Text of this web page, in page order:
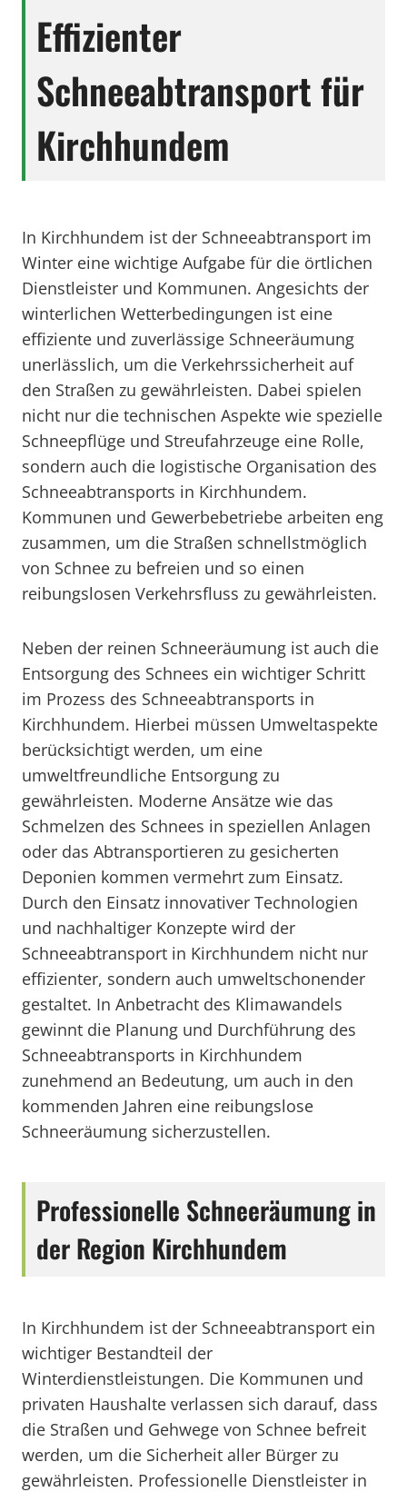
Effizienter
Schneeabtransport für
Kirchhundem
In Kirchhundem ist der Schneeabtransport im
Winter eine wichtige Aufgabe für die örtlichen
Dienstleister und Kommunen. Angesichts der
winterlichen Wetterbedingungen ist eine
effiziente und zuverlässige Schneeräumung
unerlässlich, um die Verkehrssicherheit auf
den Straßen zu gewährleisten. Dabei spielen
nicht nur die technischen Aspekte wie spezielle
Schneepflüge und Streufahrzeuge eine Rolle,
sondern auch die logistische Organisation des
Schneeabtransports in Kirchhundem.
Kommunen und Gewerbebetriebe arbeiten eng
zusammen, um die Straßen schnellstmöglich
von Schnee zu befreien und so einen
reibungslosen Verkehrsfluss zu gewährleisten.
Neben der reinen Schneeräumung ist auch die
Entsorgung des Schnees ein wichtiger Schritt
im Prozess des Schneeabtransports in
Kirchhundem. Hierbei müssen Umweltaspekte
berücksichtigt werden, um eine
umweltfreundliche Entsorgung zu
gewährleisten. Moderne Ansätze wie das
Schmelzen des Schnees in speziellen Anlagen
oder das Abtransportieren zu gesicherten
Deponien kommen vermehrt zum Einsatz.
Durch den Einsatz innovativer Technologien
und nachhaltiger Konzepte wird der
Schneeabtransport in Kirchhundem nicht nur
effizienter, sondern auch umweltschonender
gestaltet. In Anbetracht des Klimawandels
gewinnt die Planung und Durchführung des
Schneeabtransports in Kirchhundem
zunehmend an Bedeutung, um auch in den
kommenden Jahren eine reibungslose
Schneeräumung sicherzustellen.
Professionelle Schneeräumung in
der Region Kirchhundem
In Kirchhundem ist der Schneeabtransport ein
wichtiger Bestandteil der
Winterdienstleistungen. Die Kommunen und
privaten Haushalte verlassen sich darauf, dass
die Straßen und Gehwege von Schnee befreit
werden, um die Sicherheit aller Bürger zu
gewährleisten. Professionelle Dienstleister in